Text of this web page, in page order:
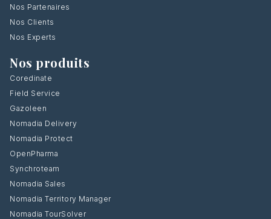
Nos Partenaires
Nos Clients
Nos Experts
Nos produits
Coredinate
Field Service
Gazoleen
Nomadia Delivery
Nomadia Protect
OpenPharma
Synchroteam
Nomadia Sales
Nomadia Territory Manager
Nomadia TourSolver